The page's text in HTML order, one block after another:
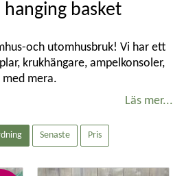
basket
och utomhusbruk! Vi har ett
krukhängare, ampelkonsoler,
med mera.
som har ett hängande eller
Läs mer...
Senaste Pris